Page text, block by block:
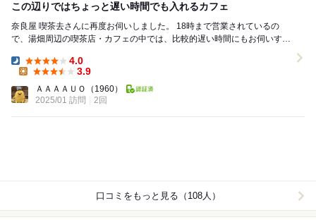
この辺りではちょっと遅い時間でも入れるカフェ
奈良屋 喫茶去さんに再度お伺いしました。 18時まで営業されているの
で、湯畑周辺の喫茶店・カフェの中では、比較的遅い時間にもお伺いする
Dinner:
4.0
3.9
ＡＡＡＡＵＯ
（1960）
2025/01 訪問
2回
口コミをもっと見る（108人）